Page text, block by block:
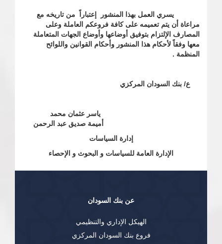
يسري العمل بهذا المنشور إعتباراً من تاريخه مع
مراعاة أن يتم تعميمه على كافة فروعكم العاملة وعلى
المصارف الإلتزام بتوفيق أوضاعها وأوضاع الجهات المتعاملة
معها وفقاً لأحكام هذا المنشور وأحكام القوانين واللوائح
المنظمة .
ع/ بنك السودان المركزي
ياسر عثمان محمد
أميمة صديق عبد الرحمن
إدارة السياسات
الإدارة العامة للسياسات و البحوث و الإحصاء
عن بنك السودان
الهيكل الإداري والتنظيمي
فروع بنك السودان المركزي